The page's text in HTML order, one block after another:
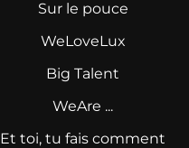
Sur le pouce
WeLoveLux
Big Talent
WeAre ...
Et toi, tu fais comment